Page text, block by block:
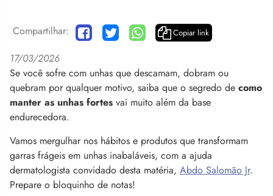
Compartilhar: Copiar link
17/03/2026
Se você sofre com unhas que descamam, dobram ou
quebram por qualquer motivo, saiba que o segredo de como
manter as unhas fortes vai muito além da base
endurecedora.
Vamos mergulhar nos hábitos e produtos que transformam
garras frágeis em unhas inabaláveis, com a ajuda
dermatologista convidado desta matéria, Abdo Salomão Jr.
Prepare o bloquinho de notas!